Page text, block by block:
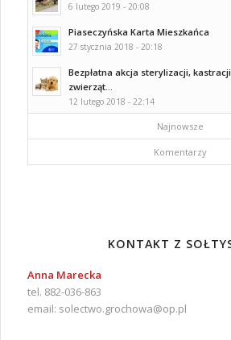
6 lutego 2019 - 20:08
Piaseczyńska Karta Mieszkańca
27 stycznia 2018 - 20:18
Bezpłatna akcja sterylizacji,
zwierząt...
12 lutego 2018 - 22:14
Najnowsze
Komentarzy
KONTAKT Z
Anna Marecka
tel. 882-036-863
email: solectwo.grochowa@op.pl